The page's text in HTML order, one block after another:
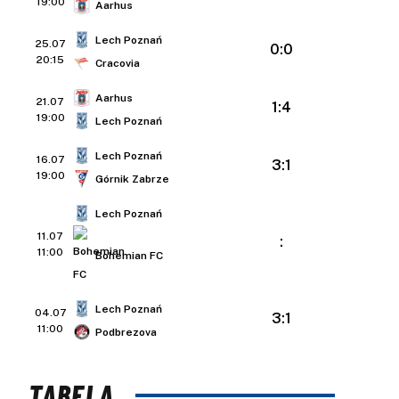
Aarhus
25.07
20:15
Lech Poznań
Cracovia
0:0
21.07
19:00
Aarhus
Lech Poznań
1:4
16.07
19:00
Lech Poznań
Górnik Zabrze
3:1
11.07
11:00
Lech Poznań
Bohemian FC
:
04.07
11:00
Lech Poznań
Podbrezova
3:1